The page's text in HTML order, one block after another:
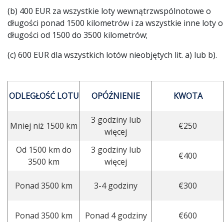
(b) 400 EUR za wszystkie loty wewnątrzwspólnotowe o
długości ponad 1500 kilometrów i za wszystkie inne loty o
długości od 1500 do 3500 kilometrów;
(c) 600 EUR dla wszystkich lotów nieobjętych lit. a) lub b).
ODLEGŁOŚĆ LOTU OPÓŹNIENIE KWOTA
Mniej niż 1500 km
3 godziny lub
więcej
€250
Od 1500 km do
3500 km
3 godziny lub
więcej
€400
Ponad 3500 km 3-4 godziny €300
Ponad 3500 km Ponad 4 godziny €600